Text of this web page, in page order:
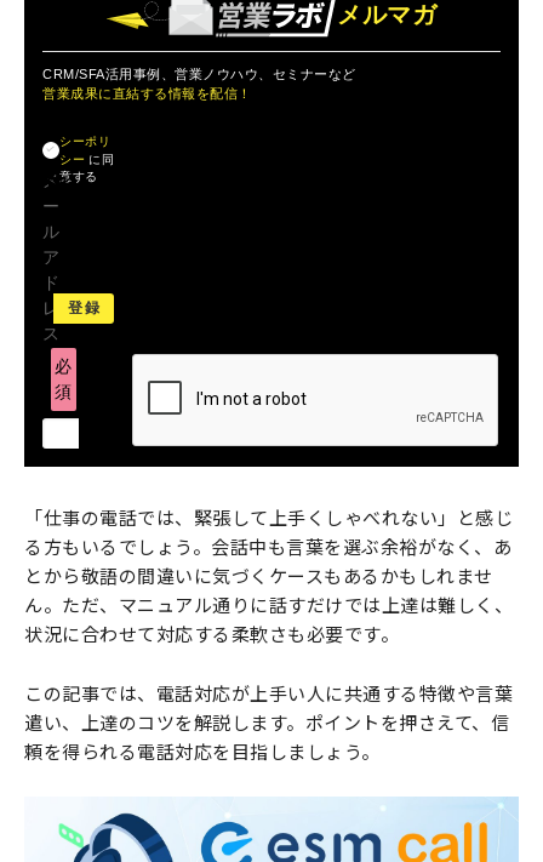
メルマガ
CRM/SFA活用事例、営業ノウハウ、セミナーなど
営業成果に直結する情報を配信！
メ
ー
ル
ア
ド
レ
ス
必
須
シーポリ
シー に同
意する
「仕事の電話では、緊張して上手くしゃべれない」と感じ
る方もいるでしょう。会話中も言葉を選ぶ余裕がなく、あ
とから敬語の間違いに気づくケースもあるかもしれませ
ん。ただ、マニュアル通りに話すだけでは上達は難しく、
状況に合わせて対応する柔軟さも必要です。
この記事では、電話対応が上手い人に共通する特徴や言葉
遣い、上達のコツを解説します。ポイントを押さえて、信
頼を得られる電話対応を目指しましょう。